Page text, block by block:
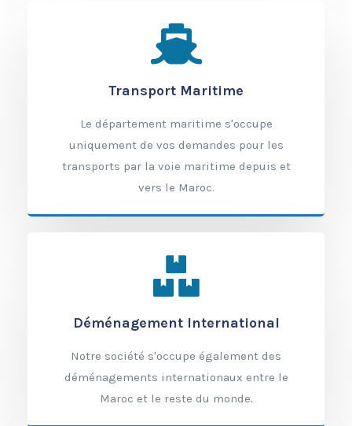
Transport Maritime
Le département maritime s'occupe
uniquement de vos demandes pour les
transports par la voie maritime depuis et
vers le Maroc.
Déménagement International
Notre société s'occupe également des
déménagements internationaux entre le
Maroc et le reste du monde.